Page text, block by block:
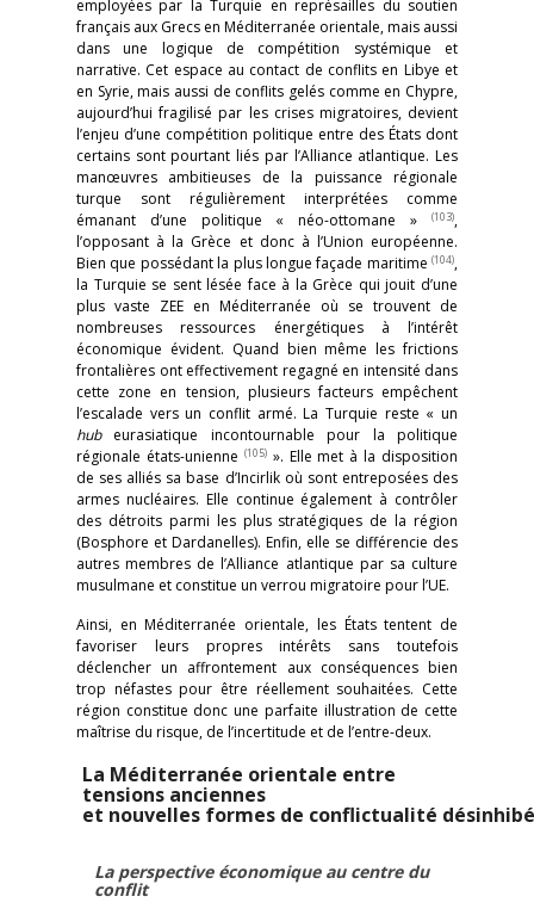
employées par la Turquie en représailles du soutien
français aux Grecs en Méditerranée orientale, mais aussi
dans une logique de compétition systémique et
narrative. Cet espace au contact de conflits en Libye et
en Syrie, mais aussi de conflits gelés comme en Chypre,
aujourd’hui fragilisé par les crises migratoires, devient
l’enjeu d’une compétition politique entre des États dont
certains sont pourtant liés par l’Alliance atlantique. Les
manœuvres ambitieuses de la puissance régionale
turque sont régulièrement interprétées comme
émanant d’une politique « néo-ottomane »
(103),
l’opposant à la Grèce et donc à l’Union européenne.
Bien que possédant la plus longue façade maritime (104),
la Turquie se sent lésée face à la Grèce qui jouit d’une
plus vaste ZEE en Méditerranée où se trouvent de
nombreuses ressources énergétiques à l’intérêt
économique évident. Quand bien même les frictions
frontalières ont effectivement regagné en intensité dans
cette zone en tension, plusieurs facteurs empêchent
l’escalade vers un conflit armé. La Turquie reste « un
hubeurasiatique incontournable pour la politique
régionale états-unienne (105)». Elle met à la disposition
de ses alliés sa base d’Incirlik où sont entreposées des
armes nucléaires. Elle continue également à contrôler
des détroits parmi les plus stratégiques de la région
(Bosphore et Dardanelles). Enfin, elle se différencie des
autres membres de l’Alliance atlantique par sa culture
musulmane et constitue un verrou migratoire pour l’UE.
Ainsi, en Méditerranée orientale, les États tentent de
favoriser leurs propres intérêts sans toutefois
déclencher un affrontement aux conséquences bien
trop néfastes pour être réellement souhaitées. Cette
région constitue donc une parfaite illustration de cette
maîtrise du risque, de l’incertitude et de l’entre-deux.
La Méditerranée orientale entre
tensions anciennes
et nouvelles formes de conflictualité
La perspective économique au centre du
conflit